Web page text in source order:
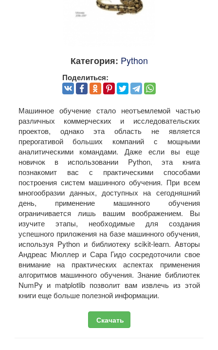
Категория: Python
Поделиться:
Машинное обучение стало неотъемлемой частью
различных коммерческих и исследовательских
проектов, однако эта область не является
прерогативой больших компаний с мощными
аналитическими командами. Даже если вы еще
новичок в использовании Python, эта книга
познакомит вас с практическими способами
построения систем машинного обучения. При всем
многообразии данных, доступных на сегодняшний
день, применение машинного обучения
ограничивается лишь вашим воображением. Вы
изучите этапы, необходимые для создания
успешного приложения на базе машинного обучения,
используя Python и библиотеку scikit-learn. Авторы
Андреас Мюллер и Сара Гидо сосредоточили свое
внимание на практических аспектах применения
алгоритмов машинного обучения. Знание библиотек
NumPy и matplotlib позволит вам извлечь из этой
книги еще больше полезной информации.
Скачать